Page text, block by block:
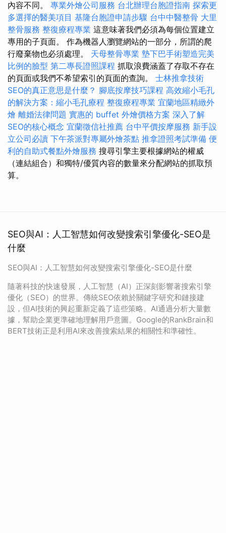
內容不同。 專業外燴公司服務 台北辦理台胞證指南 探索更
多選擇的醫美項目 基隆台胞證申請步驟 台中中醫整骨 大里
整骨服務 整復療程專業 這意味著我們必須為每個位置建立
專用的子頁面。 作為機器人瀏覽網站的一部分，所謂的爬
行廢棄物也必須處理。 天母整骨專業 墊下巴手術塑造完美
比例的臉型 第二專長證照課程 抓取浪費涵蓋了存取不存在
的頁面或我們不希望索引的頁面的查詢。 士林推拿技術
SEO的真正意思是什麼？ 腳底按摩技巧課程 高效縮小毛孔
的解決方案：縮小毛孔療程 整復療程專業 宜蘭地區精緻外
燴 離婚法律問題 實惠的 buffet 外燴價格方案 深入了解
SEO的核心概念 宜蘭徵信社推薦 台中平價按摩服務 新手設
立公司必讀 下午茶派對專屬外燴茶點 推拿證照考試準備 便
利的自助式餐點外燴服務 搜尋引擎主要根據網站的權威
（連結組合）和獨特/優質內容的數量來分配網站的抓取預
算。
SEO與AI：人工智慧如何改變搜索引擎優化-SEO是
什麼
SEO與AI：人工智慧如何改變搜索引擎優化-SEO是什麼
隨著科技的快速發展，人工智慧（AI）正深刻影響著搜索引擎
優化（SEO）的世界。傳統SEO依賴於關鍵字研究和鏈接建
設，但AI技術的興起重新定義了這些策略。AI通過分析大量數
據，幫助企業更準確地理解用戶意圖。Google的RankBrain和
BERT技術正是利用AI來改善搜索結果的相關性和準確性。